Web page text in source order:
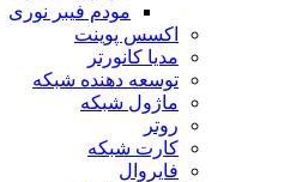
مودم فیبر نوری
اکسس پوینت
مدیا کانورتر
توسعه دهنده شبکه
ماژول شبکه
روتر
کارت شبکه
فایروال